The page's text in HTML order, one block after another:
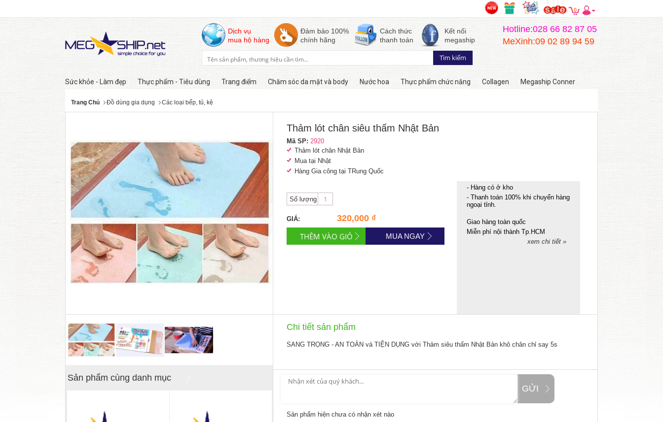
0
Dịch vụ
mua hộ hàng
Đảm bảo 100%
chính hãng
Cách thức
thanh toán
Kết nối
megaship
Hotline:028 66 82 87 05
MeXinh:09 02 89 94 59
Sức khỏe - Làm đẹp Thực phẩm - Tiêu dùng Trang điểm Chăm sóc da mặt và body Nước hoa Thực phẩm chức năng Collagen Megaship Conner
Trang Chủ Đồ dùng gia dụng Các loại bếp, tủ, kệ
Còn hàng
Sản phẩm cùng danh mục
Thảm lót chân siêu thấm Nhật Bản
Mã SP: 2920
Thảm lót chân Nhật Bản
Mua tại Nhật
Hàng Gia công tại TRung Quốc
Số lượng
GIÁ: 320,000 ₫
MUA NGAY
- Hàng có ở kho
- Thanh toán 100% khi chuyển hàng
ngoại tỉnh.
Giao hàng toàn quốc
Miễn phí nội thành Tp.HCM
xem chi tiết »
Chi tiết sản phẩm
SANG TRỌNG - AN TOÀN và TIỆN DỤNG với Thảm siêu thấm Nhật Bản khô chân chỉ say 5s
GỬI
Sản phẩm hiện chưa có nhận xét nào